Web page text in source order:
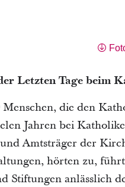
Letzten Tage beim
Menschen, die den
Jahren bei
Amtsträger der
hörten zu,
Stiftungen anlässlich